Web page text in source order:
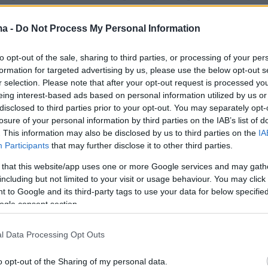
- Do Not Process My Personal Information
opt-out of the sale, sharing to third parties, or processing of your
for targeted advertising by us, please use the below opt-out
selection. Please note that after your opt-out request is processed
interest-based ads based on personal information utilized by us
to third parties prior to your opt-out. You may separately
of your personal information by third parties on the IAB’s list of
This information may also be disclosed by us to third parties on the
Participants that may further disclose it to other third parties.
that this website/app uses one or more Google services and may
but not limited to your visit or usage behaviour. You may
to Google and its third-party tags to use your data for below
consent section.
Data Processing Opt Outs
opt-out of the Sharing of my personal data.
Ήμελλο: Έφτανε σε σημείο
σε εμάς δύναμη και κουράγιο
που έφυγε τόσο νωρίς, πρόσθεσε ο ηθοποιός
Αεράκης αποχαιρέτησε τον
Ήμελλο με μία υπόσχεση: Την
τάβλι που σου χρωστάω θα
κάπου πιο ήσυχα
στο Α' Κοιμητήριο Αθηνών για να πει το δικό
στον συνάδελφό του - Δείτε βίντεο
3